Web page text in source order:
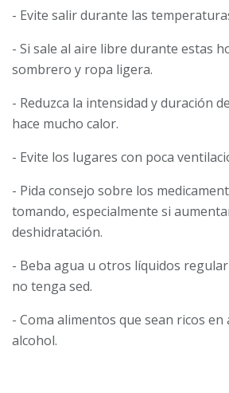
- Evite salir durante las
- Si sale al aire libre durante estas
sombrero y ropa ligera.
- Reduzca la intensidad y duración
hace mucho calor.
- Evite los lugares con poca
- Pida consejo sobre los
tomando, especialmente si
deshidratación.
- Beba agua u otros líquidos
no tenga sed.
- Coma alimentos que sean ricos en
alcohol.